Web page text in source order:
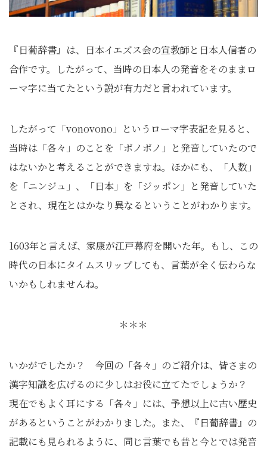
『日葡辞書』は、日本イエズス会の宣教師と日本人信者の
合作です。したがって、当時の日本人の発音をそのままロ
ーマ字に当てたという説が有力だと言われています。
したがって「vonovono」というローマ字表記を見ると、
当時は「各々」のことを「ボノボノ」と発音していたので
はないかと考えることができますね。ほかにも、「人数」
を「ニンジュ」、「日本」を「ジッポン」と発音していた
とされ、現在とはかなり異なるということがわかります。
1603年と言えば、家康が江戸幕府を開いた年。もし、この
時代の日本にタイムスリップしても、言葉が全く伝わらな
いかもしれませんね。
＊＊＊
いかがでしたか？ 今回の「各々」のご紹介は、皆さまの
漢字知識を広げるのに少しはお役に立てたでしょうか？
現在でもよく耳にする「各々」には、予想以上に古い歴史
があるということがわかりました。また、『日葡辞書』の
記載にも見られるように、同じ言葉でも昔と今とでは発音